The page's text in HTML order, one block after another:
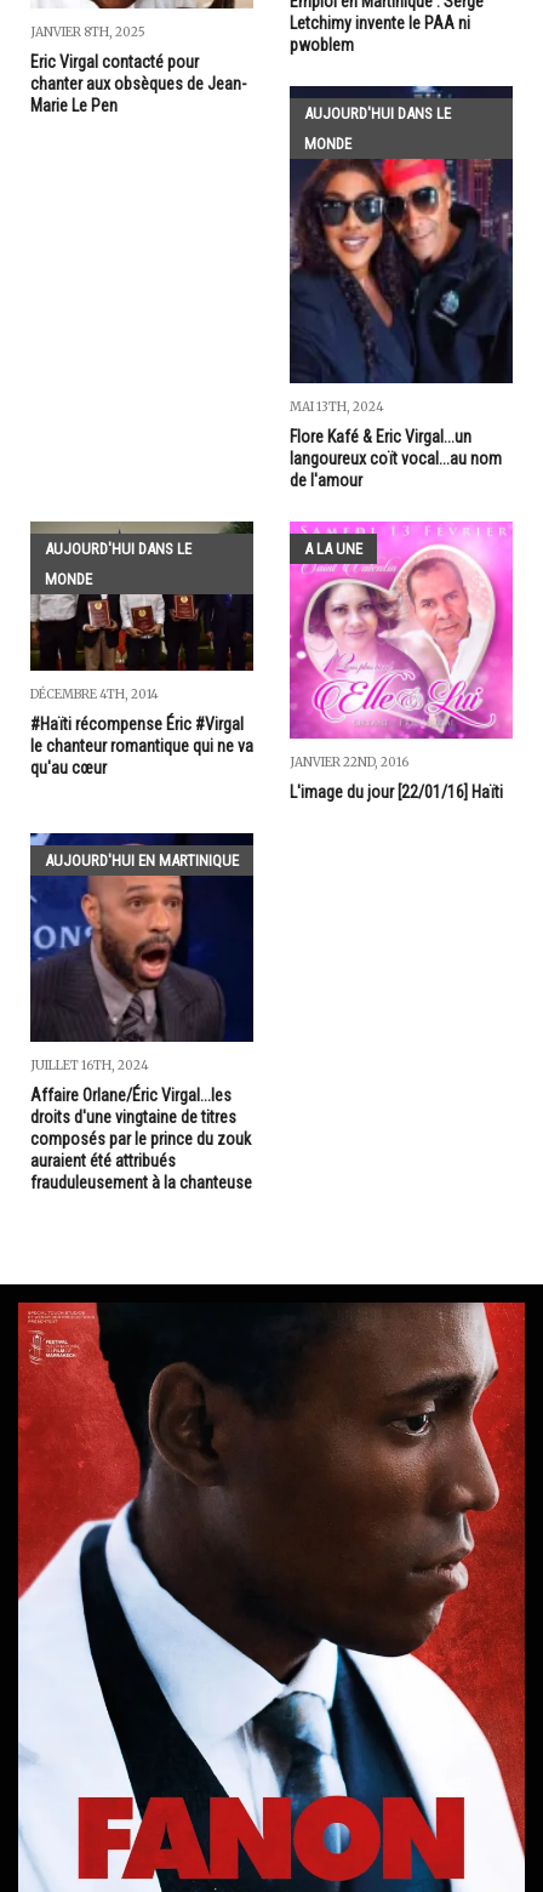
JANVIER 8TH, 2025
Eric Virgal contacté pour
chanter aux obsèques de Jean-
Marie Le Pen
Letchimy invente le PAA ni
pwoblem
AUJOURD'HUI DANS LE
MONDE
MAI 13TH, 2024
Flore Kafé & Eric Virgal...un
langoureux coït vocal...au nom
de l'amour
AUJOURD'HUI DANS LE
MONDE
DÉCEMBRE 4TH, 2014
#Haïti récompense Éric #Virgal
le chanteur romantique qui ne va
qu'au cœur
A LA UNE
JANVIER 22ND, 2016
L'image du jour [22/01/16] Haïti
AUJOURD'HUI EN MARTINIQUE
JUILLET 16TH, 2024
Affaire Orlane/Éric Virgal...les
droits d'une vingtaine de titres
composés par le prince du zouk
auraient été attribués
frauduleusement à la chanteuse